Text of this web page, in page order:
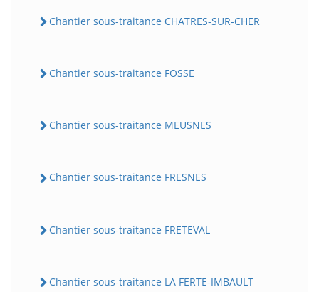
Chantier sous-traitance CHATRES-SUR-CHER
Chantier sous-traitance FOSSE
Chantier sous-traitance MEUSNES
Chantier sous-traitance FRESNES
Chantier sous-traitance FRETEVAL
Chantier sous-traitance LA FERTE-IMBAULT